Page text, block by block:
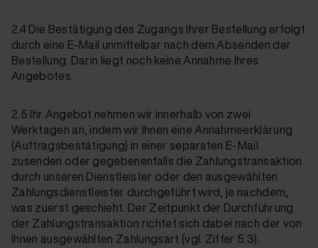
2.4 Die Bestätigung des Zugangs Ihrer Bestellung erfolgt
durch eine E-Mail unmittelbar nach dem Absenden der
Bestellung. Darin liegt noch keine Annahme Ihres
Angebotes.
2.5 Ihr Angebot nehmen wir innerhalb von zwei
Werktagen an, indem wir Ihnen eine Annahmeerklärung
(Auftragsbestätigung) in einer separaten E-Mail
zusenden oder gegebenenfalls die Zahlungstransaktion
durch unseren Dienstleister oder den ausgewählten
Zahlungsdienstleister durchgeführt wird, je nachdem,
was zuerst geschieht. Der Zeitpunkt der Durchführung
der Zahlungstransaktion richtet sich dabei nach der von
Ihnen ausgewählten Zahlungsart (vgl. Ziffer 5.3).